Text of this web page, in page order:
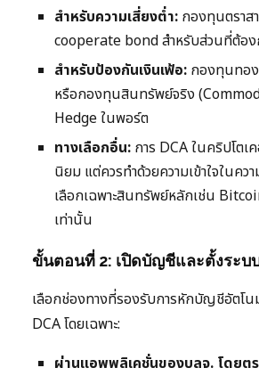
สำหรับความเสี่ยงต่ำ: กองทุนตราส
cooperate bond สำหรับส่วนที่ต้อ
สำหรับป้องกันเงินเฟ้อ: กองทุนทอ
หรือกองทุนสินทรัพย์จริง
Hedge ในพอร์ต
ทางเลือกอื่น: การ DCA ในคริปโตเ
นิยม แต่ควรทำด้วยความเข้าใจในคว
เลือกเฉพาะสินทรัพย์หลักเช่น
เท่านั้น
ขั้นตอนที่ 2: เปิดบัญชีและตั้งระบ
เลือกช่องทางที่รองรับการหักบัญชีอัตโน
DCA โดยเฉพาะ:
ผ่านแอพพลิเคชั่นของบลจ. โดยต